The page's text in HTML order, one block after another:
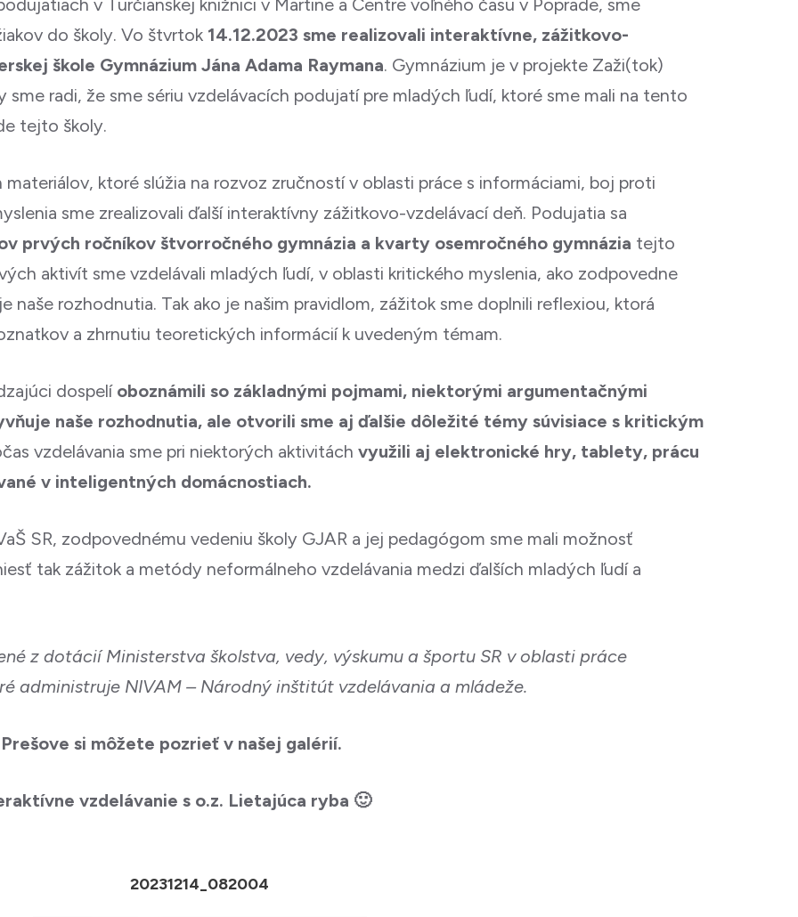
v Turčianskej knižnici v Martine a Centre voľného času v Poprade, sme
do školy. Vo štvrtok 14.12.2023 sme realizovali interaktívne, zážitkovo-
škole Gymnázium Jána Adama Raymana. Gymnázium je v projekte Zaži(tok)
sme radi, že sme sériu vzdelávacích podujatí pre mladých ľudí, ktoré sme mali na tento
tejto školy.
ktoré slúžia na rozvoz zručností v oblasti práce s informáciami, boj proti
sme zrealizovali ďalší interaktívny zážitkovo-vzdelávací deň. Podujatia sa
prvých ročníkov štvorročného gymnázia a kvarty osemročného gymnázia tejto
aktivít sme vzdelávali mladých ľudí, v oblasti kritického myslenia, ako zodpovedne
naše rozhodnutia. Tak ako je našim pravidlom, zážitok sme doplnili reflexiou, ktorá
a zhrnutiu teoretických informácií k uvedeným témam.
dospelí oboznámili so základnými pojmami, niektorými argumentačnými
naše rozhodnutia, ale otvorili sme aj ďalšie dôležité témy súvisiace s kritickým
vzdelávania sme pri niektorých aktivitách využili aj elektronické hry, tablety, prácu
v inteligentných domácnostiach.
SR, zodpovednému vedeniu školy GJAR a jej pedagógom sme mali možnosť
tak zážitok a metódy neformálneho vzdelávania medzi ďalších mladých ľudí a
z dotácií Ministerstva školstva, vedy, výskumu a športu SR v oblasti práce
administruje NIVAM – Národný inštitút vzdelávania a mládeže.
si môžete pozrieť v našej galérií.
vzdelávanie s o.z. Lietajúca ryba 🙂
20231214_082004